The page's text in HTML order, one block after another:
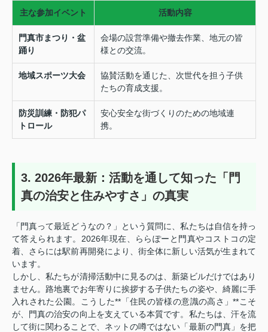
主な参加イベント 活動内容
門真市まつり・盆
踊り
会場の設営準備や撤去作業、地元の皆
様との交流。
地域スポーツ大会
協賛活動を通じた、次世代を担う子供
たちの育成支援。
防災訓練・防犯パ
トロール
安心安全な街づくりのための地域連
携。
3. 2026年最新：活動を通して知った「門
真の治安と住みやすさ」の真実
「門真って最近どうなの？」という質問に、私たちは自信を持っ
て答えられます。2026年現在、ららぽーと門真やコストコの定
着、さらには駅前再開発により、街全体に新しい活気が生まれて
います。
しかし、私たちが清掃活動中に見るのは、新築ビルだけではあり
ません。路地裏でお年寄りに挨拶する子供たちの姿や、綺麗に手
入れされた公園。こうした**「住民の皆様の意識の高さ」**こそ
が、門真の治安の向上を支えている本質です。私たちは、汗を流
して街に関わることで、ネットの噂ではない「最新の門真」を把